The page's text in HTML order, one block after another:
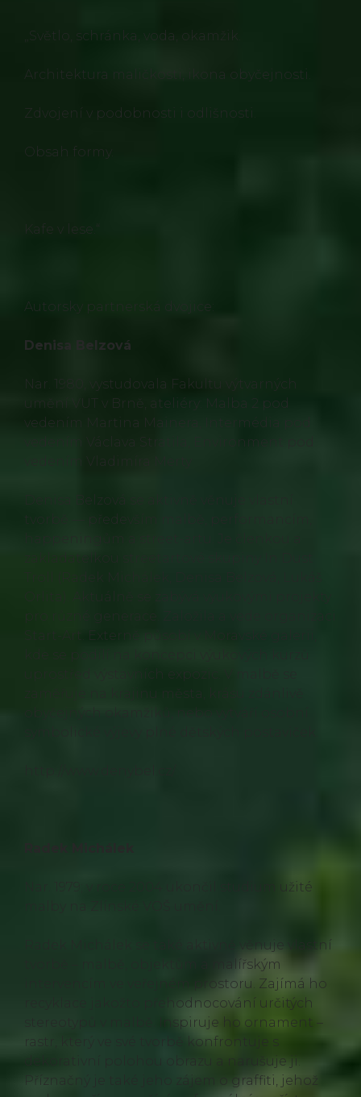
„Světlo, schránka, voda, okamžik.
Architektura maličkosti, ikona obyčejnosti.
Zdvojení v podobnosti i odlišnosti.
Obsah formy.
Kafe v lese.“
Autorsky partnerská dvojice:
Denisa Belzová
Nar. 1980, vystudovala Fakultu výtvarných
umění VUT v Brně, ateliéry: Malba 2 pod
vedením Martina Mainera, Intermédia pod
vedením Václava Stratila, Environment pod
Denisa Belzová se aktivně věnuje vlastní
tvorbě — především malbě, performancím,
Start-Art. Externě působí v Moravské galerii,
uprostřed výstavních expozic. V malbě se
Nar. 1979; v roce 2004 ukončil studium užité
Radek Michálek se také aktivně věnuje vlastní
tvorbě – malbě, objektům a malířským
intervencím ve veřejném prostoru. Zajímá ho
recyklace jakožto přehodnocování určitých
stereotypů v malbě. Inspiruje ho ornament –
rastr, který ve své tvorbě konfrontuje s
dekorativní polohou obrazu a narušuje ji.
Příznačný je také jeho zájem o graffiti, jehož